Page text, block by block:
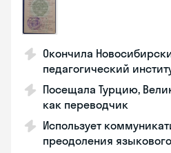
Окончила
педагогический
Посещала Турцию,
как переводчик
Использует
преодоления